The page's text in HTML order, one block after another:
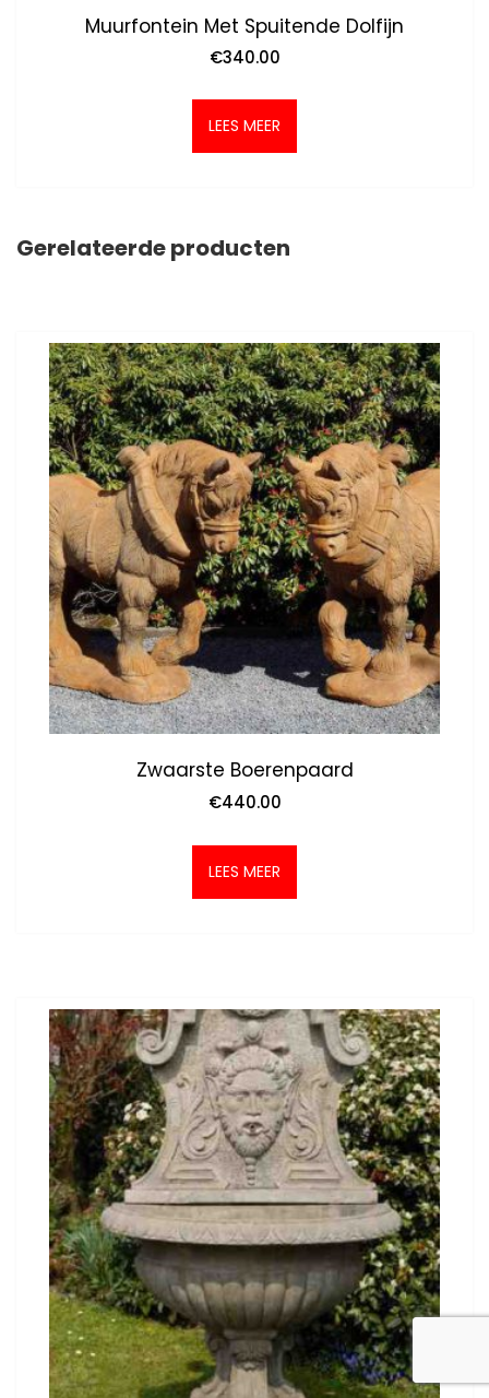
Muurfontein Met Spuitende Dolfijn
€340.00
LEES MEER
Gerelateerde producten
Zwaarste Boerenpaard
€440.00
LEES MEER